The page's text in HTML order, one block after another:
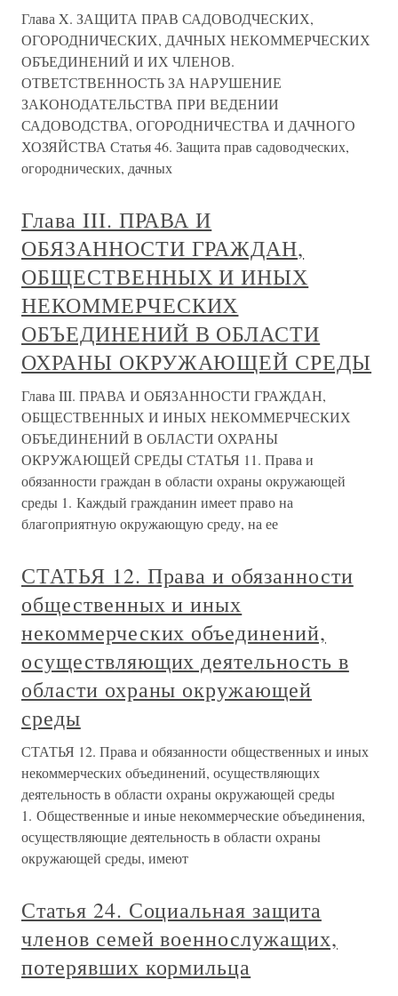
Глава X. ЗАЩИТА ПРАВ САДОВОДЧЕСКИХ,
ОГОРОДНИЧЕСКИХ, ДАЧНЫХ НЕКОММЕРЧЕСКИХ
ОБЪЕДИНЕНИЙ И ИХ ЧЛЕНОВ.
ОТВЕТСТВЕННОСТЬ ЗА НАРУШЕНИЕ
ЗАКОНОДАТЕЛЬСТВА ПРИ ВЕДЕНИИ
САДОВОДСТВА, ОГОРОДНИЧЕСТВА И ДАЧНОГО
ХОЗЯЙСТВА Статья 46. Защита прав садоводческих,
огороднических, дачных
Глава III. ПРАВА И
ОБЯЗАННОСТИ ГРАЖДАН,
ОБЩЕСТВЕННЫХ И ИНЫХ
НЕКОММЕРЧЕСКИХ
ОБЪЕДИНЕНИЙ В ОБЛАСТИ
ОХРАНЫ ОКРУЖАЮЩЕЙ СРЕДЫ
Глава III. ПРАВА И ОБЯЗАННОСТИ ГРАЖДАН,
ОБЩЕСТВЕННЫХ И ИНЫХ НЕКОММЕРЧЕСКИХ
ОБЪЕДИНЕНИЙ В ОБЛАСТИ ОХРАНЫ
ОКРУЖАЮЩЕЙ СРЕДЫ СТАТЬЯ 11. Права и
обязанности граждан в области охраны окружающей
среды 1. Каждый гражданин имеет право на
благоприятную окружающую среду, на ее
СТАТЬЯ 12. Права и обязанности
общественных и иных
некоммерческих объединений,
осуществляющих деятельность в
области охраны окружающей
среды
СТАТЬЯ 12. Права и обязанности общественных и иных
некоммерческих объединений, осуществляющих
деятельность в области охраны окружающей среды
1. Общественные и иные некоммерческие объединения,
осуществляющие деятельность в области охраны
окружающей среды, имеют
Статья 24. Социальная защита
членов семей военнослужащих,
потерявших кормильца